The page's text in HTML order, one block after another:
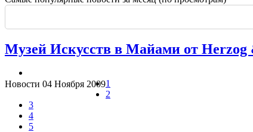
Музей Искусств в Майами от Herzog
Новости 04 Ноября 20091
2
3
4
5